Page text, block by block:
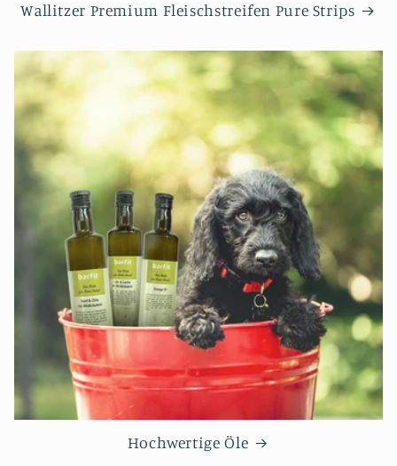
Wallitzer Premium Fleischstreifen Pure Strips
Hochwertige Öle